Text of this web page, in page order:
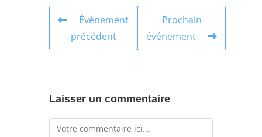
Événement
précédent
Prochain
événement
Laisser un commentaire